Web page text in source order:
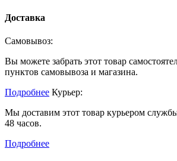
Доставка
Самовывоз:
Вы можете забрать этот товар
пунктов самовывоза и магазина.
Подробнее Курьер:
Мы доставим этот товар курьером
48 часов.
Подробнее